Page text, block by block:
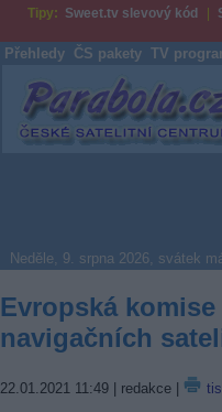
Tipy: Sweet.tv slevový kód
Přehledy ČS pakety TV
Parabola.cz
Neděle, 9. srpna 2026, svátek
Evropská
navigačních
22.01.2021 11:49 | redakce |